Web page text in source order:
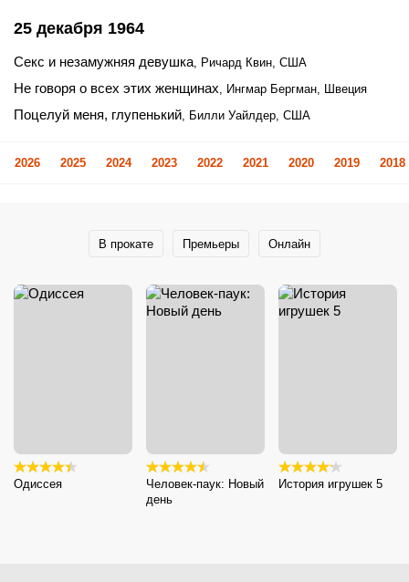
25 декабря 1964
Секс и незамужняя девушка, Ричард Квин, США
Не говоря о всех этих женщинах, Ингмар Бергман, Швеция
Поцелуй меня, глупенький, Билли Уайлдер, США
2026 2025 2024 2023 2022 2021 2020 2019 2018
В прокате Премьеры Онлайн
Одиссея
Человек-паук: Новый
день
История игрушек 5